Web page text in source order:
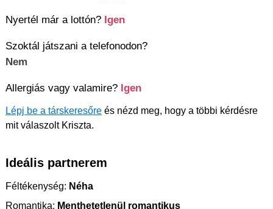
Nyertél már a lottón? Igen
Szoktál játszani a telefonodon?
Nem
Allergiás vagy valamire? Igen
Lépj be a társkeresőre és nézd meg, hogy a többi kérdésre
mit válaszolt Kriszta.
Ideális partnerem
Féltékenység: Néha
Romantika: Menthetetlenül romantikus